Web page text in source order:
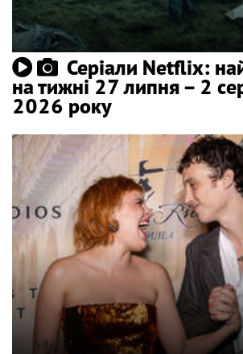
Серіали Netflix:
на тижні 27 липня – 2
2026 року